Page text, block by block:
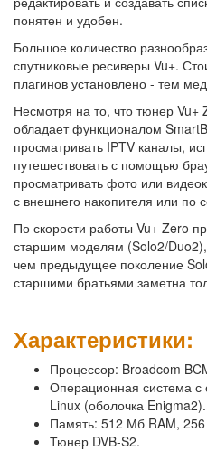
понятен и удобен.
Большое количество
спутниковые ресиверы Vu+.
плагинов установлено - тем
Несмотря на то, что тюнер
обладает функционалом
просматривать IPTV каналы,
путешествовать с помощью
просматривать фото или
с внешнего накопителя или по
По скорости работы Vu+ Zero
старшим моделям (Solo2/
чем предыдущее поколение
старшими братьями заметна
Характеристики:
Процессор: Broadcom
Операционная система
Linux (оболочка Enigma2).
Память: 512 Мб RAM,
Тюнер DVB-S2.